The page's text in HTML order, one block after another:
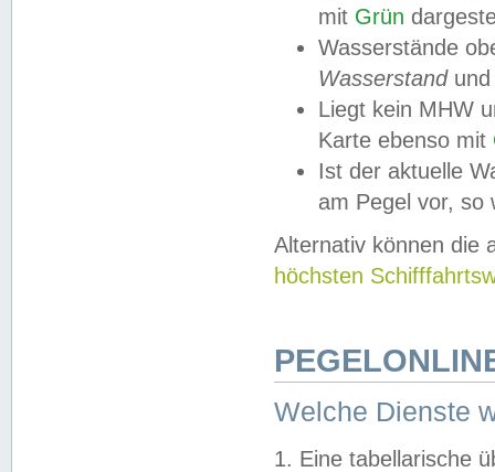
mit Grün
Wasserstände
Wasserstandund
Liegt kein MHW
Karte ebenso mit
Ist der aktuelle
am Pegel vor,
Alternativ können die
höchsten
Welche Dienste
1. Eine tabellarische